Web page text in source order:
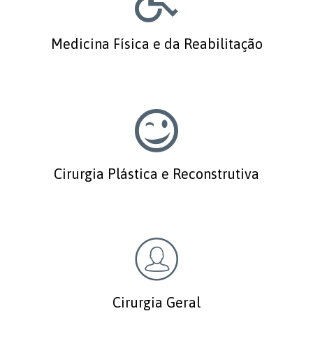
Medicina Física e da Reabilitação

Cirurgia Plástica e Reconstrutiva

Cirurgia Geral